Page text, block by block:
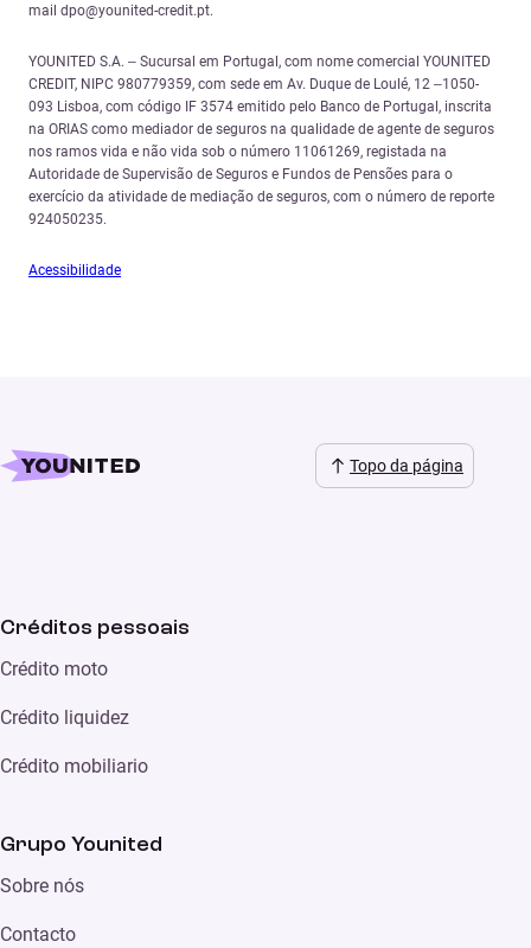
mail dpo@younited-credit.pt.
YOUNITED S.A. – Sucursal em Portugal, com nome comercial YOUNITED
CREDIT, NIPC 980779359, com sede em Av. Duque de Loulé, 12 –1050-
093 Lisboa, com código IF 3574 emitido pelo Banco de Portugal, inscrita
na ORIAS como mediador de seguros na qualidade de agente de seguros
nos ramos vida e não vida sob o número 11061269, registada na
Autoridade de Supervisão de Seguros e Fundos de Pensões para o
exercício da atividade de mediação de seguros, com o número de reporte
924050235.
Acessibilidade
Topo da página
Créditos pessoais
Crédito moto
Crédito liquidez
Crédito mobiliario
Grupo Younited
Sobre nós
Contacto